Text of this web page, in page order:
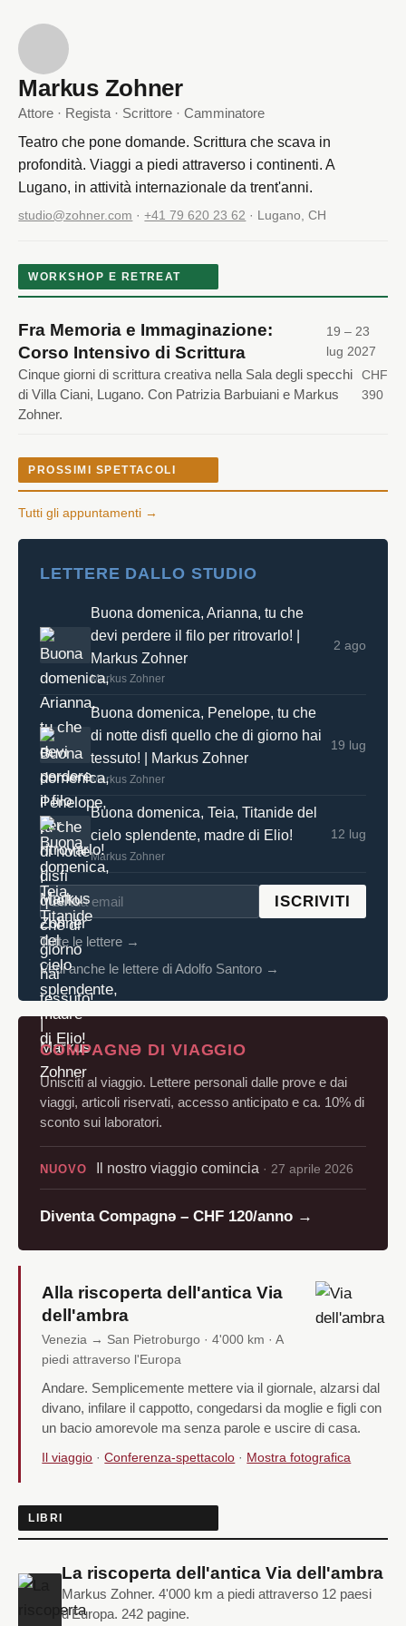
Markus Zohner
Attore · Regista · Scrittore · Camminatore
Teatro che pone domande. Scrittura che scava in
profondità. Viaggi a piedi attraverso i continenti. A
Lugano, in attività internazionale da trent'anni.
studio@zohner.com ·+41 79 620 23 62 · Lugano, CH
WORKSHOP E RETREAT
Fra Memoria e Immaginazione:
Corso Intensivo di Scrittura
19 – 23
lug 2027
Cinque giorni di scrittura creativa nella Sala degli specchi
di Villa Ciani, Lugano. Con Patrizia Barbuiani e Markus
Zohner.
CHF
390
PROSSIMI SPETTACOLI
Tutti gli appuntamenti →
LETTERE DALLO STUDIO
Buona domenica, Arianna, tu che
devi perdere il filo per ritrovarlo! |
Markus Zohner
Markus Zohner
2 ago
Buona domenica, Penelope, tu che
di notte disfi quello che di giorno hai
tessuto! | Markus Zohner
Markus Zohner
19 lug
Buona domenica, Teia, Titanide del
cielo splendente, madre di Elio!
Markus Zohner
12 lug
ISCRIVITI
Tutte le lettere →
Vedi anche le lettere di Adolfo Santoro →
COMPAGNƏ DI VIAGGIO
Unisciti al viaggio. Lettere personali dalle prove e dai
viaggi, articoli riservati, accesso anticipato e ca. 10% di
sconto sui laboratori.
NUOVO Il nostro viaggio comincia · 27 aprile 2026
Diventa Compagnə – CHF 120/anno →
Alla riscoperta dell'antica Via
dell'ambra
Venezia → San Pietroburgo · 4'000 km · A
piedi attraverso l'Europa
Andare. Semplicemente mettere via il giornale, alzarsi dal
divano, infilare il cappotto, congedarsi da moglie e figli con
un bacio amorevole ma senza parole e uscire di casa.
Il viaggio ·Conferenza-spettacolo · Mostra fotografica
LIBRI
La riscoperta dell'antica Via dell'ambra
Markus Zohner. 4'000 km a piedi attraverso 12 paesi
d'Europa. 242 pagine.